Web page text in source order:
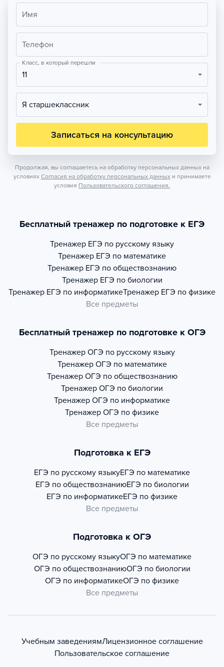
Имя
Телефон
Класс, в который перешли
11
Я старшеклассник
Записаться на консультацию
Продолжая, вы соглашаетесь на обработку персональных данных на
условиях Согласия на обработку персональных данных и принимаете
условия Пользовательского соглашения.
Бесплатный тренажер по подготовке к ЕГЭ
Тренажер ЕГЭ по русскому языку
Тренажер ЕГЭ по математике
Тренажер ЕГЭ по обществознанию
Тренажер ЕГЭ по биологии
Тренажер ЕГЭ по информатикеТренажер ЕГЭ по физике
Все предметы
Бесплатный тренажер по подготовке к ОГЭ
Тренажер ОГЭ по русскому языку
Тренажер ОГЭ по математике
Тренажер ОГЭ по обществознанию
Тренажер ОГЭ по биологии
Тренажер ОГЭ по информатике
Тренажер ОГЭ по физике
Все предметы
Подготовка к ЕГЭ
ЕГЭ по русскому языкуЕГЭ по математике
ЕГЭ по обществознаниюЕГЭ по биологии
ЕГЭ по информатикеЕГЭ по физике
Все предметы
Подготовка к ОГЭ
ОГЭ по русскому языкуОГЭ по математике
ОГЭ по обществознаниюОГЭ по биологии
ОГЭ по информатикеОГЭ по физике
Все предметы
Учебным заведениямЛицензионное соглашение
Пользовательское соглашение